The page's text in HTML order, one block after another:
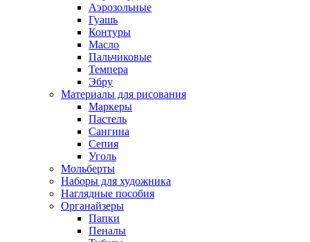
Аэрозольные
Гуашь
Контуры
Масло
Пальчиковые
Темпера
Эбру
Материалы для рисования
Маркеры
Пастель
Сангина
Сепия
Уголь
Мольберты
Наборы для художника
Наглядные пособия
Органайзеры
Папки
Пеналы